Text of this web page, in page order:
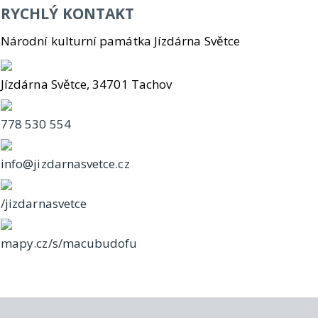
RYCHLÝ KONTAKT
Národní kulturní památka Jízdárna Světce
Jízdárna Světce, 34701 Tachov
778 530 554
info@jizdarnasvetce.cz
/jizdarnasvetce
mapy.cz/s/macubudofu